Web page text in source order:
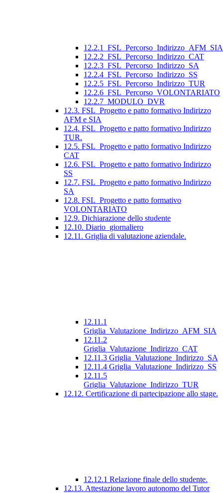
12.2.1_FSL_Percorso_Indirizzo_AFM_SIA
12.2.2_FSL_Percorso_Indirizzo_CAT
12.2.3_FSL_Percorso_Indirizzo_SA
12.2.4_FSL_Percorso_Indirizzo_SS
12.2.5_FSL_Percorso_Indirizzo_TUR
12.2.6_FSL_Percorso_VOLONTARIATO
12.2.7_MODULO_DVR
12.3. FSL_Progetto e patto formativo Indirizzo
AFM e SIA
12.4. FSL_Progetto e patto formativo Indirizzo
TUR.
12.5. FSL_Progetto e patto formativo Indirizzo
CAT
12.6. FSL_Progetto e patto formativo Indirizzo
SS
12.7. FSL_Progetto e patto formativo Indirizzo
SA
12.8. FSL_Progetto e patto formativo
VOLONTARIATO
12.9. Dichiarazione dello studente
12.10. Diario_giornaliero
12.11. Griglia di valutazione aziendale.
12.11.1
Griglia_Valutazione_Indirizzo_AFM_SIA
12.11.2
Griglia_Valutazione_Indirizzo_CAT
12.11.3 Griglia_Valutazione_Indirizzo_SA
12.11.4 Griglia_Valutazione_Indirizzo_SS
12.11.5
Griglia_Valutazione_Indirizzo_TUR
12.12. Certificazione di partecipazione allo stage.
12.12.1 Relazione finale dello studente.
12.13. Attestazione lavoro autonomo del Tutor